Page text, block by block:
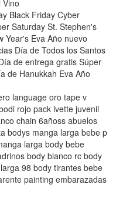
Vino
Black Friday Cyber
Saturday St. Stephen's
Year's Eva Año nuevo
Día de Todos los Santos
de entrega gratis Súper
de Hanukkah Eva Año
language oro tape v
rojo pack ivette juvenil
chain 6añoss abuelos
bodys manga larga bebe p
larga body bebe
body blanco rc body
98 body tirantes bebe
painting embarazadas